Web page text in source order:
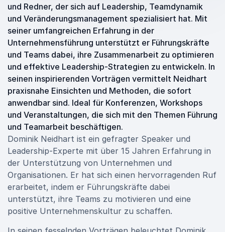
und Redner, der sich auf Leadership, Teamdynamik
und Veränderungsmanagement spezialisiert hat. Mit
seiner umfangreichen Erfahrung in der
Unternehmensführung unterstützt er Führungskräfte
und Teams dabei, ihre Zusammenarbeit zu optimieren
und effektive Leadership-Strategien zu entwickeln. In
seinen inspirierenden Vorträgen vermittelt Neidhart
praxisnahe Einsichten und Methoden, die sofort
anwendbar sind. Ideal für Konferenzen, Workshops
und Veranstaltungen, die sich mit den Themen Führung
und Teamarbeit beschäftigen.
Dominik Neidhart ist ein gefragter Speaker und
Leadership-Experte mit über 15 Jahren Erfahrung in
der Unterstützung von Unternehmen und
Organisationen. Er hat sich einen hervorragenden Ruf
erarbeitet, indem er Führungskräfte dabei
unterstützt, ihre Teams zu motivieren und eine
positive Unternehmenskultur zu schaffen.